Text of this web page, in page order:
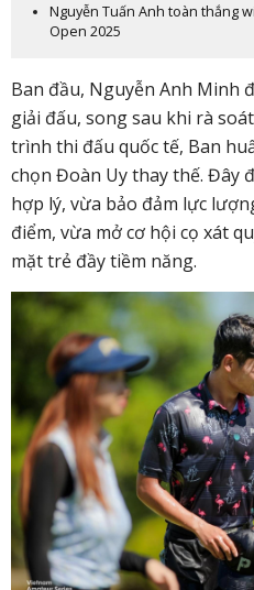
Nguyễn Tuấn Anh toàn thắng
Open 2025
Ban đầu, Nguyễn Anh Minh
giải đấu, song sau khi rà
trình thi đấu quốc tế, Ban
chọn Đoàn Uy thay thế. Đây
hợp lý, vừa bảo đảm lực
điểm, vừa mở cơ hội cọ xát
mặt trẻ đầy tiềm năng.